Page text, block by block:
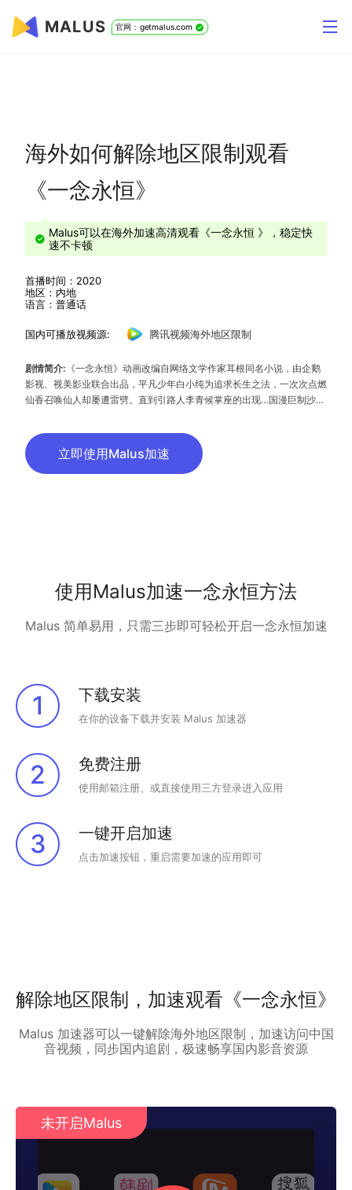
MALUS 官网：getmalus.com
海外如何解除地区限制观看
《一念永恒》
Malus可以在海外加速高清观看《一念永恒 》，稳定快
速不卡顿
首播时间：2020
地区：内地
语言：普通话
国内可播放视频源: 腾讯视频海外地区限制
剧情简介: 《一念永恒》动画改编自网络文学作家耳根同名小说，由企鹅
影视、视美影业联合出品，平凡少年白小纯为追求长生之法，一次次点燃
仙香召唤仙人却屡遭雷劈。直到引路人李青候掌座的出现…国漫巨制沙雕
立即使用Malus加速
使用Malus加速一念永恒方法
Malus 简单易用，只需三步即可轻松开启一念永恒加速
1 下载安装
在你的设备下载并安装 Malus 加速器
2 免费注册
使用邮箱注册、或直接使用三方登录进入应用
3 一键开启加速
点击加速按钮，重启需要加速的应用即可
解除地区限制，加速观看《一念永恒》
Malus 加速器可以一键解除海外地区限制，加速访问中国
音视频，同步国内追剧，极速畅享国内影音资源
未开启Malus